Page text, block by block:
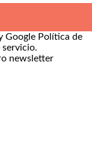
Google Política de
servicio.
newsletter